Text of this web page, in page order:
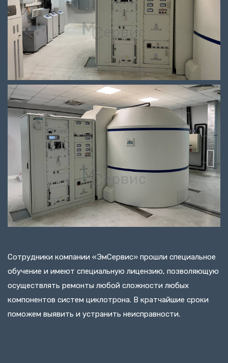
Сотрудники компании «ЭмСервис» прошли специальное
обучение и имеют специальную лицензию, позволяющую
осуществлять ремонты любой сложности любых
компонентов систем циклотрона. В кратчайшие сроки
поможем выявить и устранить неисправности.